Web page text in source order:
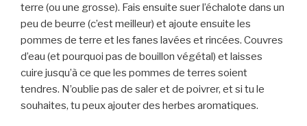
terre (ou une grosse). Fais ensuite suer l’échalote dans un
peu de beurre (c’est meilleur) et ajoute ensuite les
pommes de terre et les fanes lavées et rincées. Couvres
d’eau (et pourquoi pas de bouillon végétal) et laisses
cuire jusqu’à ce que les pommes de terres soient
tendres. N’oublie pas de saler et de poivrer, et si tu le
souhaites, tu peux ajouter des herbes aromatiques.